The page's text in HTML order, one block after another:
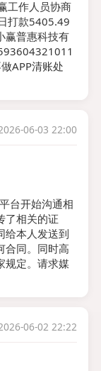
诿转嫁责任行
还扣费298
件评论页截图
订阅扣费、退
开发商没有
去找 APP 商
，侧面印证
，苹果未做好
工作人员协商
打款5405.49
赢普惠科技有
APP清账处
06-03 22:00
台开始沟通相
了相关的证
给本人发送到
合同。同时高
规定。请求媒
06-02 22:22